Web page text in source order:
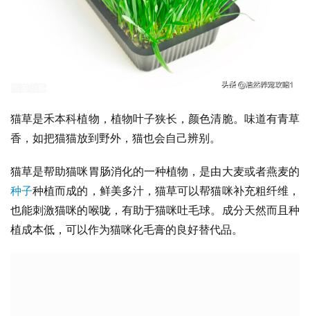
猫草是禾本科植物，植物叶子狭长，颜色清脆。味道有青草
香，如把猫猫放到野外，猫也会自己辨别。
猫草是帮助猫咪胃肠消化的一种植物，是由大麦或者燕麦的
种子种植而成的，鲜美多汁，猫草可以帮猫咪补充粗纤维，
也能刺激猫咪的喉咙，有助于猫咪吐毛球。成分天然而且种
植成本低，可以作为猫咪化毛膏的良好替代品。